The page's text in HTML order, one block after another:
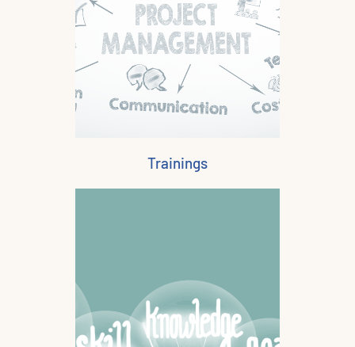
Trainings